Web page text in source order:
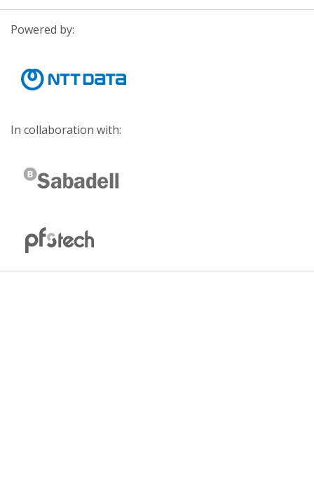
Powered by:
In collaboration with: